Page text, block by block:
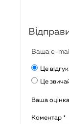
Ваша e-
Це відгук
Це
Ваша оцінка
Коментар *